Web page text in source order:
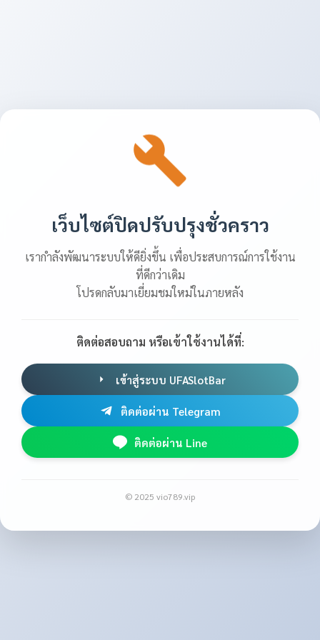
เว็บไซต์ปิดปรับปรุงชั่วคราว
เรากำลังพัฒนาระบบให้ดียิ่งขึ้น เพื่อประสบการณ์การใช้งาน
ที่ดีกว่าเดิม
โปรดกลับมาเยี่ยมชมใหม่ในภายหลัง
ติดต่อสอบถาม หรือเข้าใช้งานได้ที่:
เข้าสู่ระบบ UFASlotBar
ติดต่อผ่าน Telegram
ติดต่อผ่าน Line
© 2025 vio789.vip